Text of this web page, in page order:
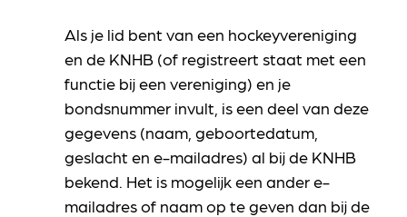
Als je lid bent van een hockeyvereniging
en de KNHB (of registreert staat met een
functie bij een vereniging) en je
bondsnummer invult, is een deel van deze
gegevens (naam, geboortedatum,
geslacht en e-mailadres) al bij de KNHB
bekend. Het is mogelijk een ander e-
mailadres of naam op te geven dan bij de